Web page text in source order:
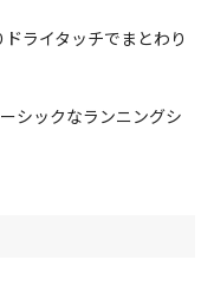
ライタッチでまとわり
シックなランニングシ